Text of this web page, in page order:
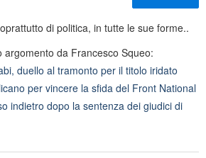
di politica, in tutte le sue forme..
argomento da Francesco Squeo:
duello al tramonto per il titolo iridato
per vincere la sfida del Front National
indietro dopo la sentenza dei giudici di